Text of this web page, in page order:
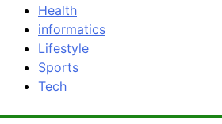
Health
informatics
Lifestyle
Sports
Tech